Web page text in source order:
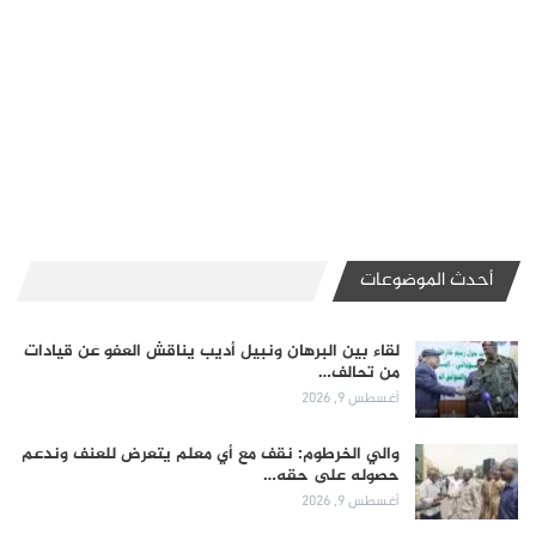
أحدث الموضوعات
لقاء بين البرهان ونبيل أديب يناقش العفو عن قيادات
من تحالف…
أغسطس 9, 2026
والي الخرطوم: نقف مع أي معلم يتعرض للعنف وندعم
حصوله على حقه…
أغسطس 9, 2026